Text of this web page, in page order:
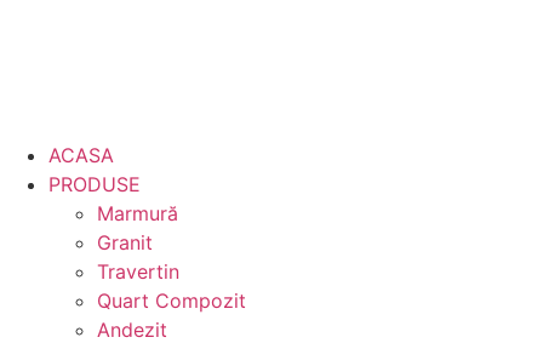
ACASA
PRODUSE
Marmură
Granit
Travertin
Quart Compozit
Andezit